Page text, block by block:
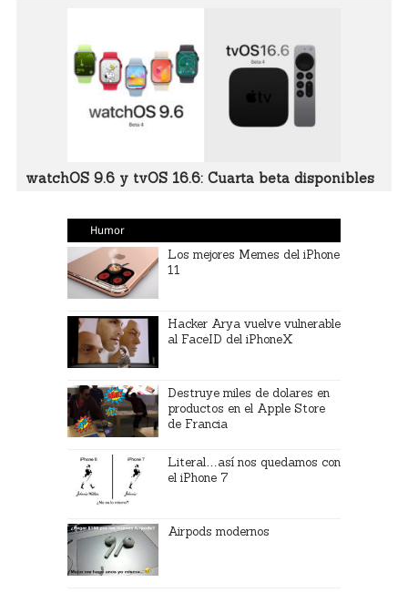
watchOS 9.6 y tvOS 16.6: Cuarta beta disponibles
Humor
Los mejores Memes del iPhone
11
Hacker Arya vuelve vulnerable
al FaceID del iPhoneX
Destruye miles de dolares en
productos en el Apple Store
de Francia
Literal…así nos quedamos con
el iPhone 7
Airpods modernos